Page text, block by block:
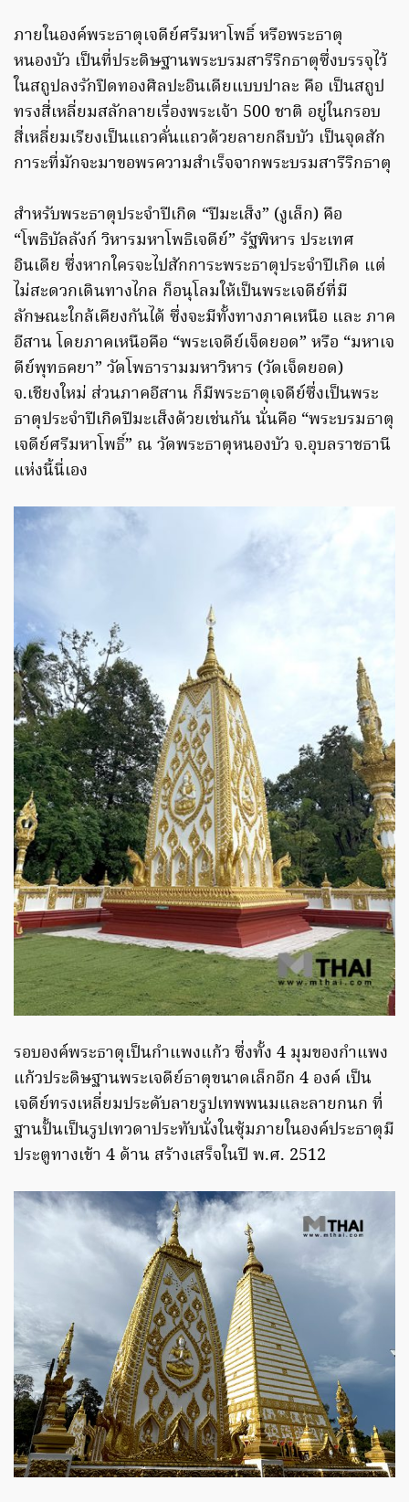
ภายในองค์พระธาตุเจดีย์ศรีมหาโพธิ์ หรือพระธาตุ
หนองบัว เป็นที่ประดิษฐานพระบรมสารีริกธาตุซึ่งบรรจุไว้
ในสถูปลงรักปิดทองศิลปะอินเดียแบบปาละ คือ เป็นสถูป
ทรงสี่เหลี่ยมสลักลายเรื่องพระเจ้า 500 ชาติ อยู่ในกรอบ
สี่เหลี่ยมเรียงเป็นแถวคั่นแถวด้วยลายกลีบบัว เป็นจุดสัก
การะที่มักจะมาขอพรความสำเร็จจากพระบรมสารีริกธาตุ
สำหรับพระธาตุประจำปีเกิด “ปีมะเส็ง” (งูเล็ก) คือ
“โพธิบัลลังก์ วิหารมหาโพธิเจดีย์” รัฐพิหาร ประเทศ
อินเดีย ซึ่งหากใครจะไปสักการะพระธาตุประจำปีเกิด แต่
ไม่สะดวกเดินทางไกล ก็อนุโลมให้เป็นพระเจดีย์ที่มี
ลักษณะใกล้เคียงกันได้ ซึ่งจะมีทั้งทางภาคเหนือ และ ภาค
อีสาน โดยภาคเหนือคือ “พระเจดีย์เจ็ดยอด” หรือ “มหาเจ
ดีย์พุทธคยา” วัดโพธารามมหาวิหาร (วัดเจ็ดยอด)
จ.เชียงใหม่ ส่วนภาคอีสาน ก็มีพระธาตุเจดีย์ซึ่งเป็นพระ
ธาตุประจำปีเกิดปีมะเส็งด้วยเช่นกัน นั่นคือ “พระบรมธาตุ
เจดีย์ศรีมหาโพธิ์” ณ วัดพระธาตุหนองบัว จ.อุบลราชธานี
แห่งนี้นี่เอง
รอบองค์พระธาตุเป็นกำแพงแก้ว ซึ่งทั้ง 4 มุมของกำแพง
แก้วประดิษฐานพระเจดีย์ธาตุขนาดเล็กอีก 4 องค์ เป็น
เจดีย์ทรงเหลี่ยมประดับลายรูปเทพพนมและลายกนก ที่
ฐานปั้นเป็นรูปเทวดาประทับนั่งในซุ้มภายในองค์ประธาตุมี
ประตูทางเข้า 4 ด้าน สร้างเสร็จในปี พ.ศ.​ 2512